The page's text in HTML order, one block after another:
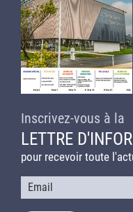
Inscrivez-vous à la
LETTRE
pour recevoir toute
Courriel